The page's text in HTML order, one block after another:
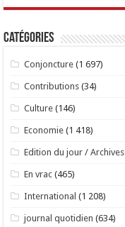
Catégories
Conjoncture (1 697)
Contributions (34)
Culture (146)
Economie (1 418)
Edition du jour / Archives
En vrac (465)
International (1 208)
journal quotidien (634)